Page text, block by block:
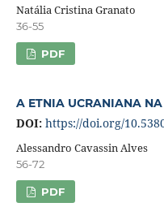
Natália Cristina Granato
36-55
PDF
A ETNIA UCRANIANA
DOI: https://doi.org/
Alessandro Cavassin Alves
56-72
PDF